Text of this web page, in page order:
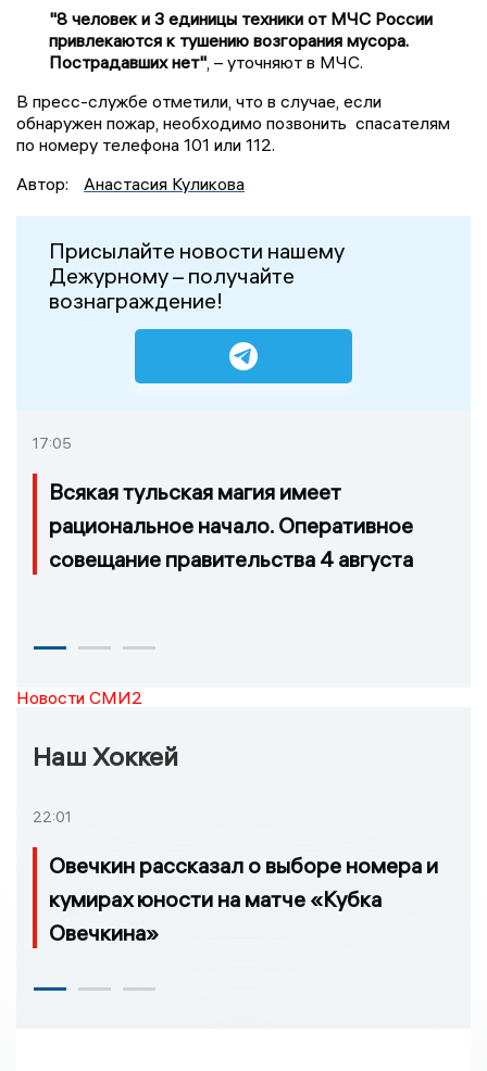
"8 человек и 3 единицы техники от МЧС России
привлекаются к тушению возгорания мусора.
Пострадавших нет" , – уточняют в МЧС.
В пресс-службе отметили, что в случае, если
обнаружен пожар, необходимо позвонить спасателям
по номеру телефона 101 или 112.
Автор:
Анастасия Куликова
Присылайте новости нашему
Дежурному – получайте
вознаграждение!
17:05
Всякая тульская магия имеет
рациональное начало. Оперативное
совещание правительства 4 августа
Новости СМИ2
Наш Хоккей
22:01
Овечкин рассказал о выборе номера и
кумирах юности на матче «Кубка
Овечкина»